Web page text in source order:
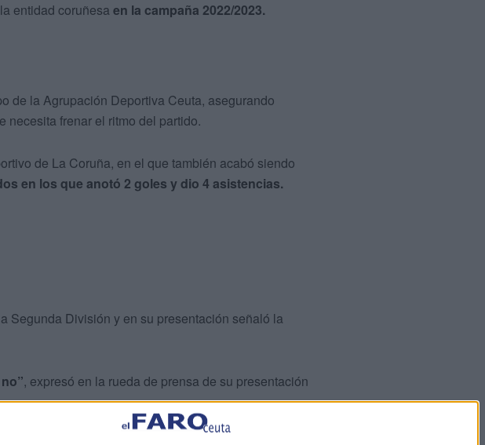
entidad coruñesa en la campaña 2022/2023.
de la Agrupación Deportiva Ceuta, asegurando
necesita frenar el ritmo del partido.
de La Coruña, en el que también acabó siendo
en los que anotó 2 goles y dio 4 asistencias.
Segunda División y en su presentación señaló la
, expresó en la rueda de prensa de su presentación